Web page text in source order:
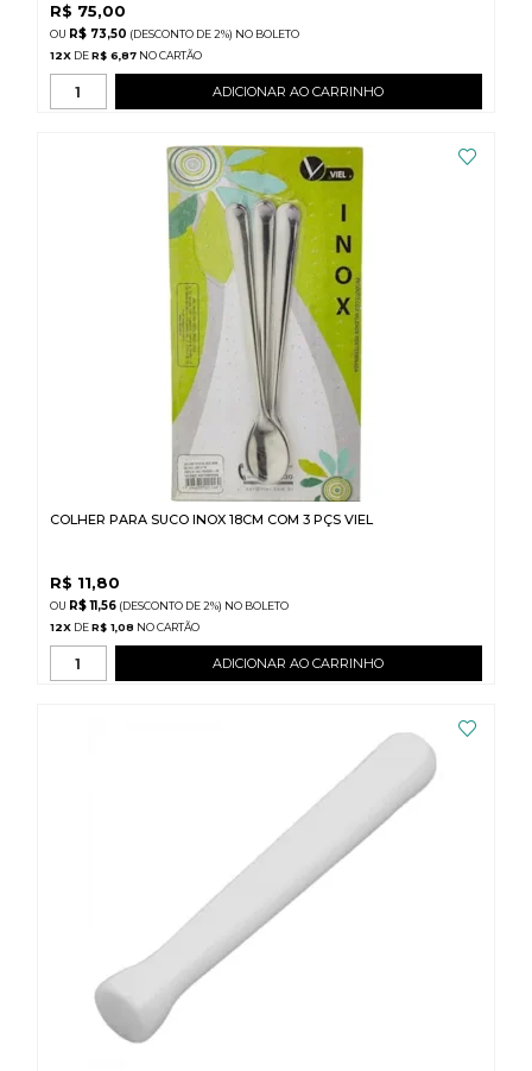
R$ 75,00
R$ 73,50 (DESCONTO DE 2%) NO BOLETO
12X DE R$ 6,87
ADICIONAR AO CARRINHO
COLHER PARA SUCO INOX 18CM COM 3 PÇS VIEL
R$ 11,80
R$ 11,56 (DESCONTO DE 2%) NO BOLETO
12X DE R$ 1,08
ADICIONAR AO CARRINHO